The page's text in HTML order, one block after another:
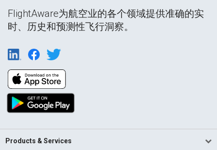
FlightAware为航空业的各个领域提供准确的实
时、历史和预测性飞行洞察。
Products & Services